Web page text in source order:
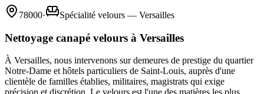
78000· Spécialité velours — Versailles
Nettoyage canapé velours à Versailles
À Versailles, nous intervenons sur demeures de prestige du quartier
Notre-Dame et hôtels particuliers de Saint-Louis, auprès d'une
clientèle de familles établies, militaires, magistrats qui exige